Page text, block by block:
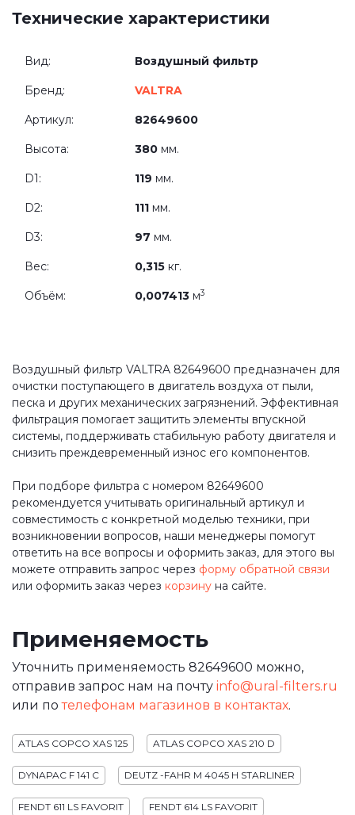
Технические характеристики
Вид: Воздушный фильтр
Бренд: VALTRA
Артикул: 82649600
Высота: 380 мм.
D1: 119 мм.
D2: 111 мм.
D3: 97 мм.
Вес: 0,315 кг.
Объём: 0,007413 м3
Воздушный фильтр VALTRA 82649600 предназначен для
очистки поступающего в двигатель воздуха от пыли,
песка и других механических загрязнений. Эффективная
фильтрация помогает защитить элементы впускной
системы, поддерживать стабильную работу двигателя и
снизить преждевременный износ его компонентов.
При подборе фильтра с номером 82649600
рекомендуется учитывать оригинальный артикул и
совместимость с конкретной моделью техники, при
возникновении вопросов, наши менеджеры помогут
ответить на все вопросы и оформить заказ, для этого вы
можете отправить запрос через форму обратной связи
или оформить заказ через корзину на сайте.
Применяемость
Уточнить применяемость 82649600 можно,
отправив запрос нам на почту info@ural-filters.ru
или потелефонам магазинов в контактах.
ATLAS COPCO XAS 125 ATLAS COPCO XAS 210 D
DYNAPAC F 141 C DEUTZ -FAHR M 4045 H STARLINER
FENDT 611 LS FAVORIT FENDT 614 LS FAVORIT